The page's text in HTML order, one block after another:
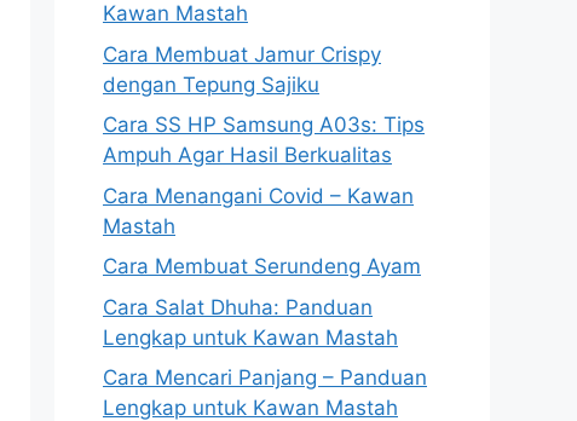
Kawan Mastah
Cara Membuat Jamur Crispy
dengan Tepung Sajiku
Cara SS HP Samsung A03s: Tips
Ampuh Agar Hasil Berkualitas
Cara Menangani Covid – Kawan
Mastah
Cara Membuat Serundeng Ayam
Cara Salat Dhuha: Panduan
Lengkap untuk Kawan Mastah
Cara Mencari Panjang – Panduan
Lengkap untuk Kawan Mastah